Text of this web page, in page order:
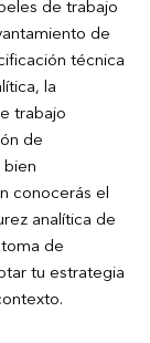
de trabajo
de
técnica
la
trabajo
de
bien
conocerás el
analítica de
de
tu estrategia